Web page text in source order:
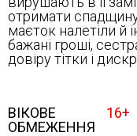
отримати
маєток налетіли й
бажані гроші,
довіру тітки і
ВІКОВЕ
ОБМЕЖЕННЯ
16+